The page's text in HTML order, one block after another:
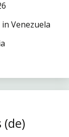
Venezuela